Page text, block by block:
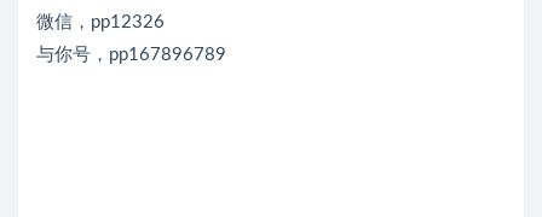
微信，pp12326
与你号，pp167896789